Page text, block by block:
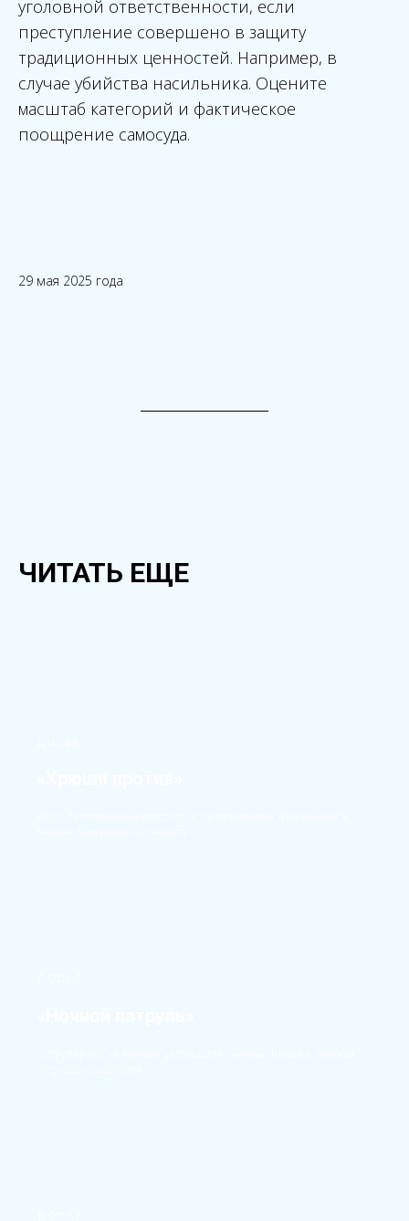
уголовной ответственности, если
преступление совершено в защиту
традиционных ценностей. Например, в
случае убийства насильника. Оцените
масштаб категорий и фактическое
поощрение самосуда.
29 мая 2025 года
ЧИТАТЬ ЕЩЕ